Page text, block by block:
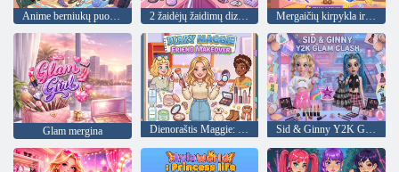
2 žaidėjų žaidimų dizaino salonas
Glam mergina Dienoraštis Maggie: draugo pertvarkymas Sid & Ginny Y2K Glam Clash